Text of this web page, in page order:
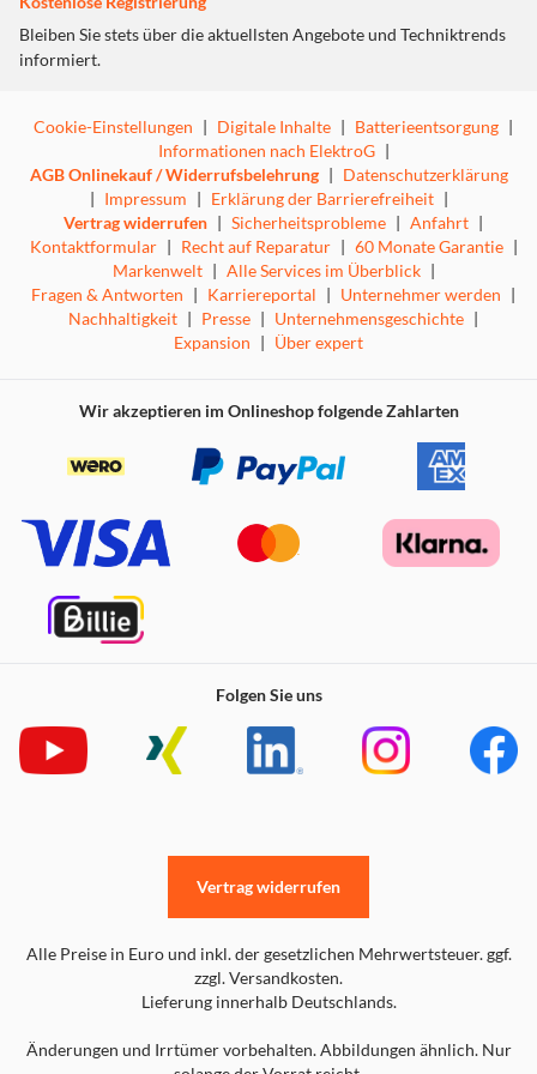
Bleiben Sie stets über die aktuellsten Angebote und Techniktrends
informiert.
Cookie-Einstellungen | Digitale Inhalte | Batterieentsorgung |
Informationen nach ElektroG |
AGB Onlinekauf / Widerrufsbelehrung | Datenschutzerklärung
| Impressum | Erklärung der Barrierefreiheit |
Vertrag widerrufen | Sicherheitsprobleme | Anfahrt |
Kontaktformular | Recht auf Reparatur | 60 Monate Garantie |
Markenwelt | Alle Services im Überblick |
Fragen & Antworten | Karriereportal | Unternehmer werden |
Nachhaltigkeit | Presse | Unternehmensgeschichte |
Expansion | Über expert
Wir akzeptieren im Onlineshop folgende Zahlarten
Folgen Sie uns
Alle Preise in Euro und inkl. der gesetzlichen Mehrwertsteuer. ggf.
zzgl. Versandkosten.
Lieferung innerhalb Deutschlands.
Änderungen und Irrtümer vorbehalten. Abbildungen ähnlich. Nur
Vertrag widerrufen